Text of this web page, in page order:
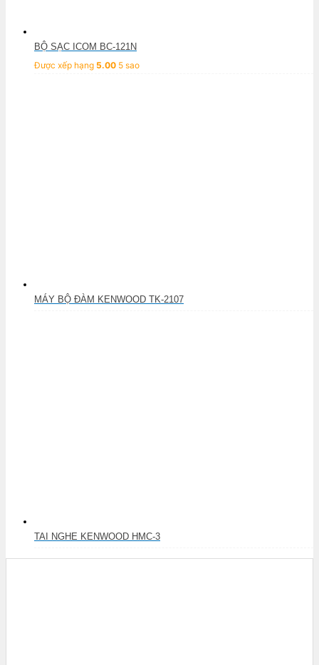
BỘ SẠC ICOM BC-121N
Được xếp hạng 5.00 5 sao
MÁY BỘ ĐÀM KENWOOD TK-2107
TAI NGHE KENWOOD HMC-3